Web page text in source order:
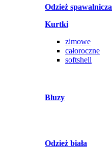
Odzież spawalnicza
Kurtki
zimowe
całoroczne
softshell
Bluzy
Odzież biała